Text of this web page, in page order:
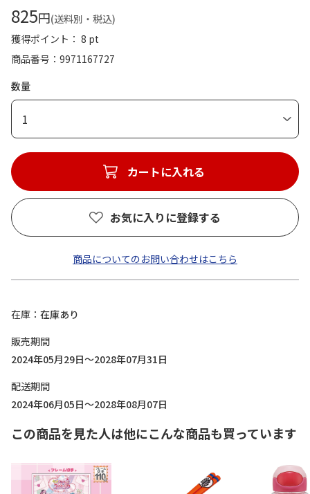
825円(送料別・税込)
獲得ポイント： 8 pt
商品番号
9971167727
数量
1
カートに入れる
お気に入りに登録する
商品についてのお問い合わせはこちら
在庫
在庫あり
販売期間
2024年05月29日～2028年07月31日
配送期間
2024年06月05日～2028年08月07日
この商品を見た人は他にこんな商品も買っています